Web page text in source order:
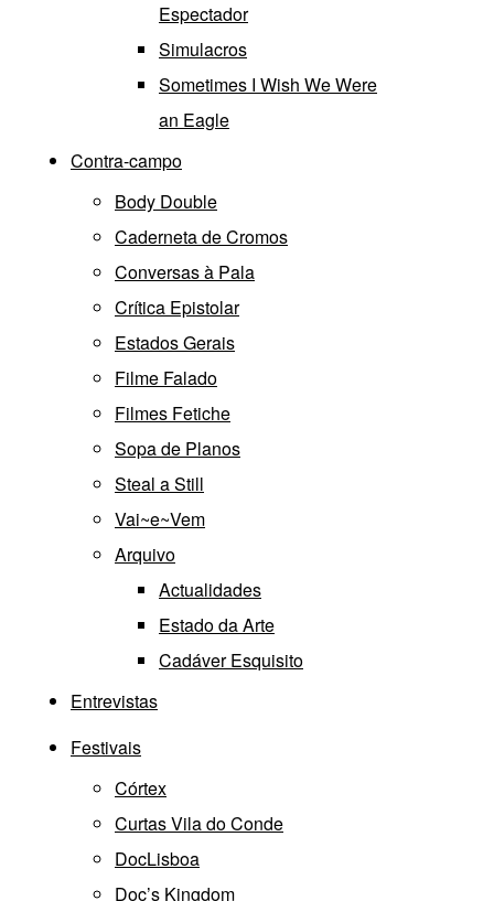
Espectador
Simulacros
Sometimes I Wish We Were
an Eagle
Contra-campo
Body Double
Caderneta de Cromos
Conversas à Pala
Crítica Epistolar
Estados Gerais
Filme Falado
Filmes Fetiche
Sopa de Planos
Steal a Still
Vai~e~Vem
Arquivo
Actualidades
Estado da Arte
Cadáver Esquisito
Entrevistas
Festivais
Córtex
Curtas Vila do Conde
DocLisboa
Doc’s Kingdom